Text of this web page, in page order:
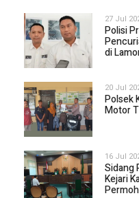
27 Jul
Polisi
di
20 Jul
Polsek
Motor
16 Jul
Sidang
Kejari